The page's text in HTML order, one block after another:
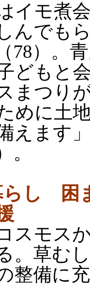
イモ煮
んでも
78）。
どもと
まつり
めに土
えます
。
らし 困
スモス
。草む
整備に